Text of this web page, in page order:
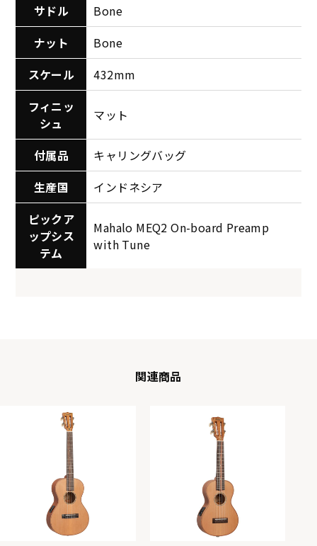
サドル
Bone
ナット
Bone
スケール
432mm
フィニッ
シュ
マット
付属品
キャリングバッグ
生産国
インドネシア
ピックア
ップシス
テム
Mahalo MEQ2 On-board Preamp
with Tune
関連商品